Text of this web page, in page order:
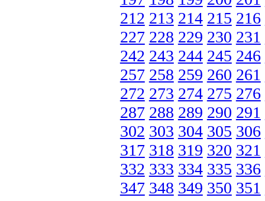
212 213 214 215 216
227 228 229 230 231
242 243 244 245 246
257 258 259 260 261
272 273 274 275 276
287 288 289 290 291
302 303 304 305 306
317 318 319 320 321
332 333 334 335 336
347 348 349 350 351